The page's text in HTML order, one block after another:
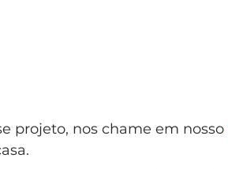
projeto, nos chame em nosso